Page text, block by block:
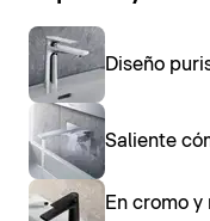
Diseño
Saliente
En cromo